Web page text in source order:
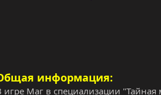
информация:
игре Маг в специализации